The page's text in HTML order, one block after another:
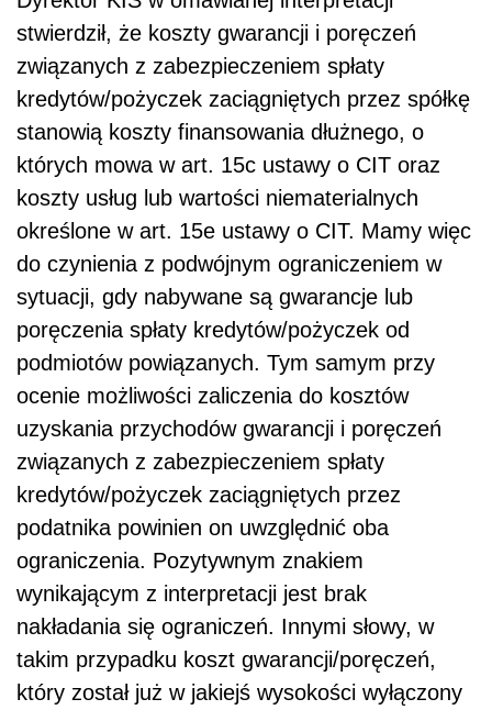
stwierdził, że koszty gwarancji i poręczeń
związanych z zabezpieczeniem spłaty
kredytów/pożyczek zaciągniętych przez spółkę
stanowią koszty finansowania dłużnego, o
których mowa w art. 15c ustawy o CIT oraz
koszty usług lub wartości niematerialnych
określone w art. 15e ustawy o CIT. Mamy więc
do czynienia z podwójnym ograniczeniem w
sytuacji, gdy nabywane są gwarancje lub
poręczenia spłaty kredytów/pożyczek od
podmiotów powiązanych. Tym samym przy
ocenie możliwości zaliczenia do kosztów
uzyskania przychodów gwarancji i poręczeń
związanych z zabezpieczeniem spłaty
kredytów/pożyczek zaciągniętych przez
podatnika powinien on uwzględnić oba
ograniczenia. Pozytywnym znakiem
wynikającym z interpretacji jest brak
nakładania się ograniczeń. Innymi słowy, w
takim przypadku koszt gwarancji/poręczeń,
który został już w jakiejś wysokości wyłączony